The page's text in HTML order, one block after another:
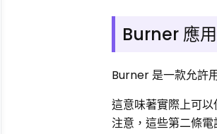
Burner 應
Burner 是一款允許
這意味著實際上可
注意，這些第二條